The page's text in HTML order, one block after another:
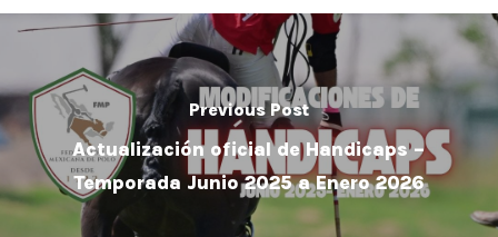
Previous Post
Actualización oficial de Handicaps –
Temporada Junio 2025 a Enero 2026